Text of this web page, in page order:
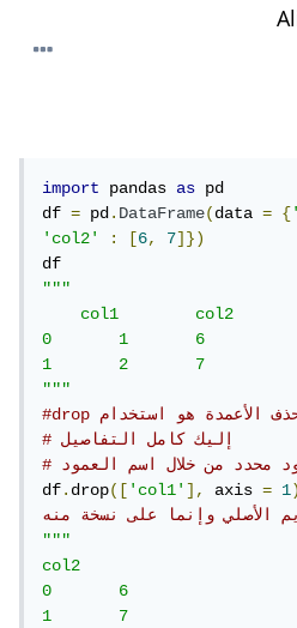
import pandas as pd
df = pd.DataFrame(data = {
'col2'
: [6, 7]})
"""
    col1 	col2
0 	1 	6
1 	2 	7
"""
# إليك كامل التفاصيل
محدد من خلال اسم العمود
df.drop(['col1'], axis = 1)
الأصلي وإنما على نسخة منه
"""
col2
0 	6
1 	7